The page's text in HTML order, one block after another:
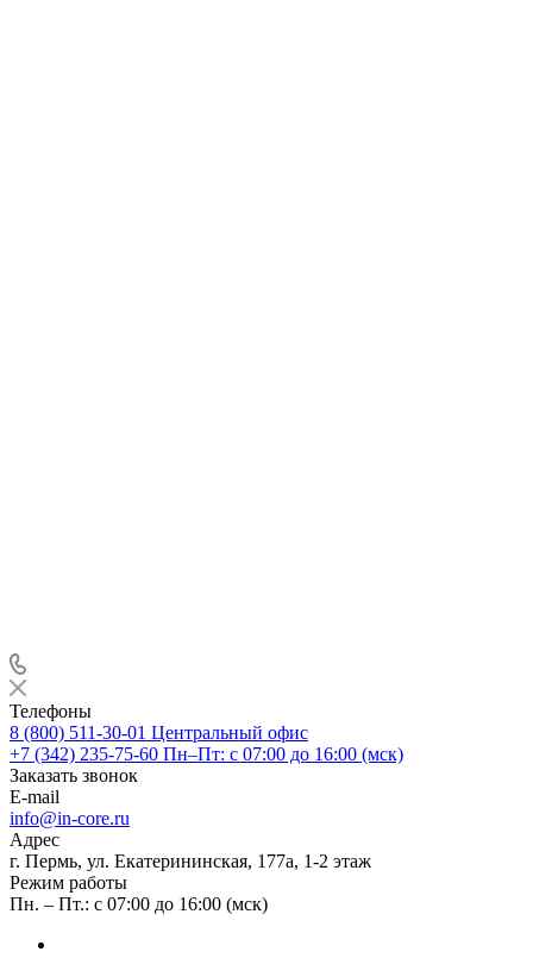
Телефоны
8 (800) 511-30-01 Центральный офис
+7 (342) 235-75-60 Пн–Пт: с 07:00 до 16:00 (мск)
Заказать звонок
E-mail
info@in-core.ru
Адрес
г. Пермь, ул. ​Екатерининская, 177а, ​1-2 этаж
Режим работы
Пн. – Пт.: с 07:00 до 16:00 (мск)